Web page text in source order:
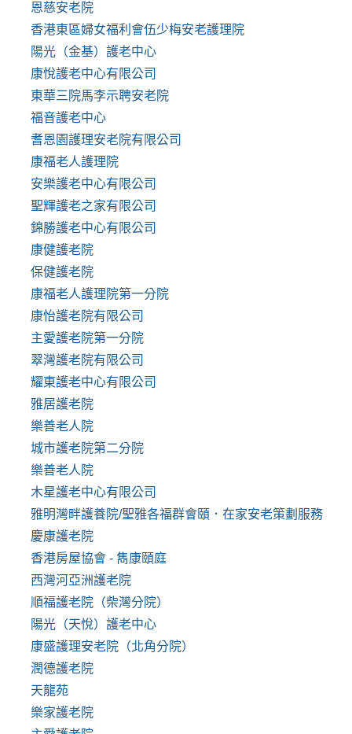
恩慈安老院
香港東區婦女福利會伍少梅安老護理院
陽光（金基）護老中心
康悅護老中心有限公司
東華三院馬李示聘安老院
福音護老中心
耆恩園護理安老院有限公司
康福老人護理院
安樂護老中心有限公司
聖輝護老之家有限公司
錦勝護老中心有限公司
康健護老院
保健護老院
康福老人護理院第一分院
康怡護老院有限公司
主愛護老院第一分院
翠灣護老院有限公司
耀東護老中心有限公司
雅居護老院
樂善老人院
城市護老院第二分院
樂善老人院
木星護老中心有限公司
雅明灣畔護養院/聖雅各福群會頤．在家安老策劃服務
慶康護老院
香港房屋協會 - 雋康頤庭
西灣河亞洲護老院
順福護老院（柴灣分院）
陽光（天悅）護老中心
康盛護理安老院（北角分院）
潤德護老院
天龍苑
樂家護老院